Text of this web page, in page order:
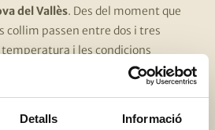
Detalls Informació
del Vallès. Des del moment que
collim passen entre dos i tres
i les condicions
controlant, regularment,
estigui humida per assegurar-